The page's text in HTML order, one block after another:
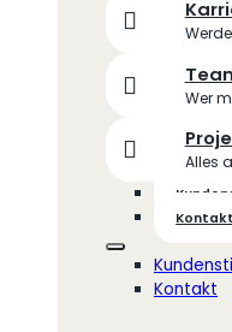
Wer
Alles
Kontakt
Kontakt